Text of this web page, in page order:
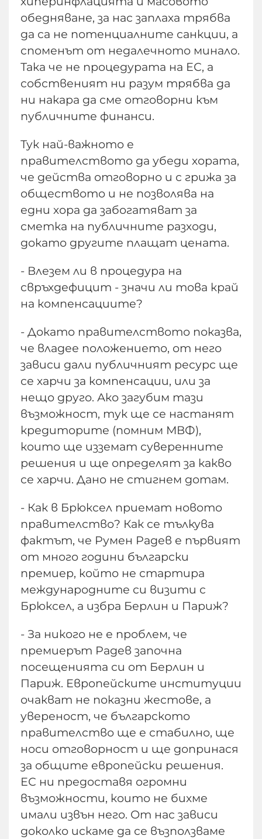
обедняване, за нас заплаха трябва
да са не потенциалните санкции, а
споменът от недалечното минало.
Така че не процедурата на ЕС, а
собственият ни разум трябва да
ни накара да сме отговорни към
публичните финанси.
Тук най-важното е
правителството да убеди хората,
че действа отговорно и с грижа за
обществото и не позволява на
едни хора да забогатяват за
сметка на публичните разходи,
докато другите плащат цената.
- Влезем ли в процедура на
свръхдефицит - значи ли това край
на компенсациите?
- Докато правителството показва,
че владее положението, от него
зависи дали публичният ресурс ще
се харчи за компенсации, или за
нещо друго. Ако загубим тази
възможност, тук ще се настанят
кредиторите (помним МВФ),
които ще изземат суверенните
решения и ще определят за какво
се харчи. Дано не стигнем дотам.
- Как в Брюксел приемат новото
правителство? Как се тълкува
фактът, че Румен Радев е първият
от много години български
премиер, който не стартира
международните си визити с
Брюксел, а избра Берлин и Париж?
- За никого не е проблем, че
премиерът Радев започна
посещенията си от Берлин и
Париж. Европейските институции
очакват не показни жестове, а
увереност, че българското
правителство ще е стабилно, ще
носи отговорност и ще допринася
за общите европейски решения.
ЕС ни предоставя огромни
възможности, които не бихме
имали извън него. От нас зависи
доколко искаме да се възползваме